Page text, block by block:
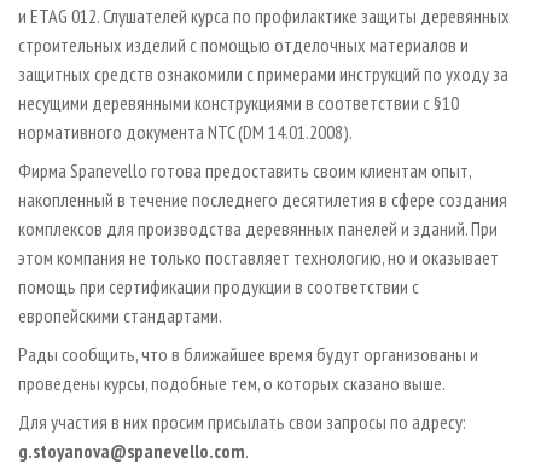
и ETAG 012. Слушателей курса по профилактике защиты деревянных
строительных изделий с помощью отделочных материалов и
защитных средств ознакомили с примерами инструкций по уходу за
несущими деревянными конструкциями в соответствии с §10
нормативного документа NTC (DM 14.01.2008).
Фирма Spanevello готова предоставить своим клиентам опыт,
накопленный в течение последнего десятилетия в сфере создания
комплексов для производства деревянных панелей и зданий. При
этом компания не только поставляет технологию, но и оказывает
помощь при сертификации продукции в соответствии с
европейскими стандартами.
Рады сообщить, что в ближайшее время будут организованы и
проведены курсы, подобные тем, о которых сказано выше.
Для участия в них просим присылать свои запросы по адресу:
g.stoyanova@spanevello.com.